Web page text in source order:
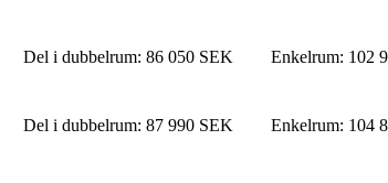
Del i dubbelrum: 86 050 SEK Enkelrum: 102
Del i dubbelrum: 87 990 SEK Enkelrum: 104